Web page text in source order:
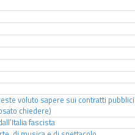
voluto sapere sui contratti pubblici
chiedere)
fascista